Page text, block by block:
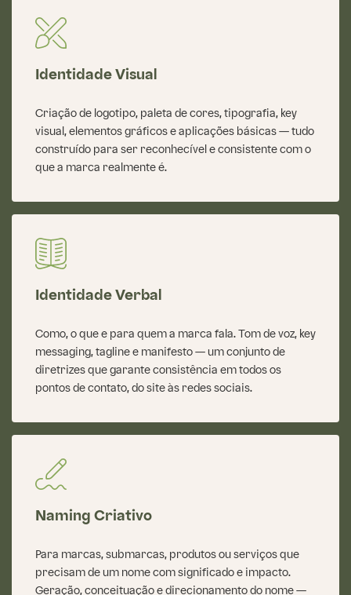
Identidade Visual
Criação de logotipo, paleta de cores, tipografia, key
visual, elementos gráficos e aplicações básicas — tudo
construído para ser reconhecível e consistente com o
que a marca realmente é.
Identidade Verbal
Como, o que e para quem a marca fala. Tom de voz, key
messaging, tagline e manifesto — um conjunto de
diretrizes que garante consistência em todos os
pontos de contato, do site às redes sociais.
Naming Criativo
Para marcas, submarcas, produtos ou serviços que
precisam de um nome com significado e impacto.